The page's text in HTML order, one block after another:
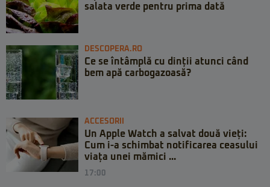
salata verde pentru prima dată
DESCOPERA.RO
Ce se întâmplă cu dinții atunci când
bem apă carbogazoasă?
ACCESORII
Un Apple Watch a salvat două vieți:
Cum i-a schimbat notificarea ceasului
viața unei mămici ...
17:00